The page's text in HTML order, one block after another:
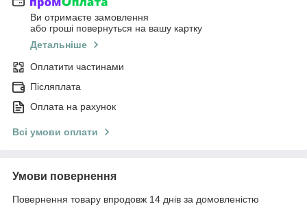
Ви отримаєте замовлення
або гроші повернуться на вашу картку
Детальніше
Оплатити частинами
Післяплата
Оплата на рахунок
Всі умови оплати
Умови повернення
Повернення товару впродовж 14 днів за домовленістю